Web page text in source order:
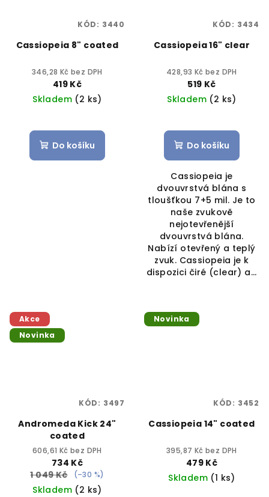
Cassiopeia 8" coated
346,28 Kč bez DPH
419 Kč
Skladem (2 ks)
Do košíku
KÓD: 3440
Cassiopeia 16" clear
428,93 Kč bez DPH
519 Kč
Skladem (2 ks)
Do košíku
Cassiopeia je
dvouvrstvá blána s
tloušťkou 7+5 mil. Je to
naše zvukově
nejotevřenější
dvouvrstvá blána.
Nabízí otevřený a teplý
zvuk. Cassiopeia je k
dispozici čiré (clear) a...
KÓD: 3434
Akce
Novinka
Andromeda Kick 24"
coated
606,61 Kč bez DPH
734 Kč
1 049 Kč
(–30 %)
Skladem (2 ks)
KÓD: 3497
Novinka
Cassiopeia 14" coated
395,87 Kč bez DPH
479 Kč
Skladem (1 ks)
KÓD: 3452